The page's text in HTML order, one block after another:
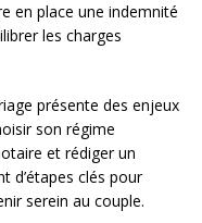
en place une indemnité
les charges
présente des enjeux
son régime
et rédiger un
d’étapes clés pour
serein au couple.